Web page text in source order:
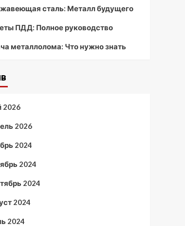
сталь: Металл будущего
ПДД: Полное руководство
металлолома: Что нужно знать
2026
2026
2024
2024
2024
2024
2024